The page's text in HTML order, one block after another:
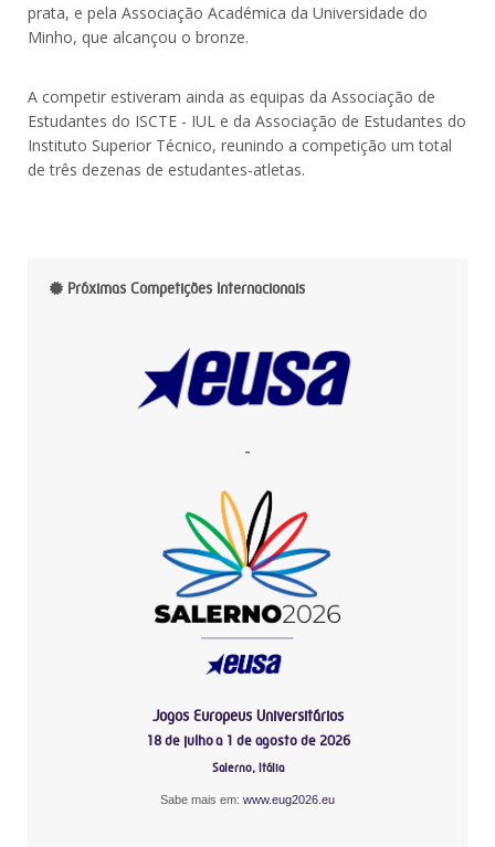
prata, e pela Associação Académica da Universidade do
Minho, que alcançou o bronze.
A competir estiveram ainda as equipas da Associação de
Estudantes do ISCTE - IUL e da Associação de Estudantes do
Instituto Superior Técnico, reunindo a competição um total
de três dezenas de estudantes-atletas.
Próximas Competições Internacionais
-
Jogos Europeus Universitários
18 de julho a 1 de agosto de 2026
Salerno, Itália
Sabe mais em: www.eug2026.eu